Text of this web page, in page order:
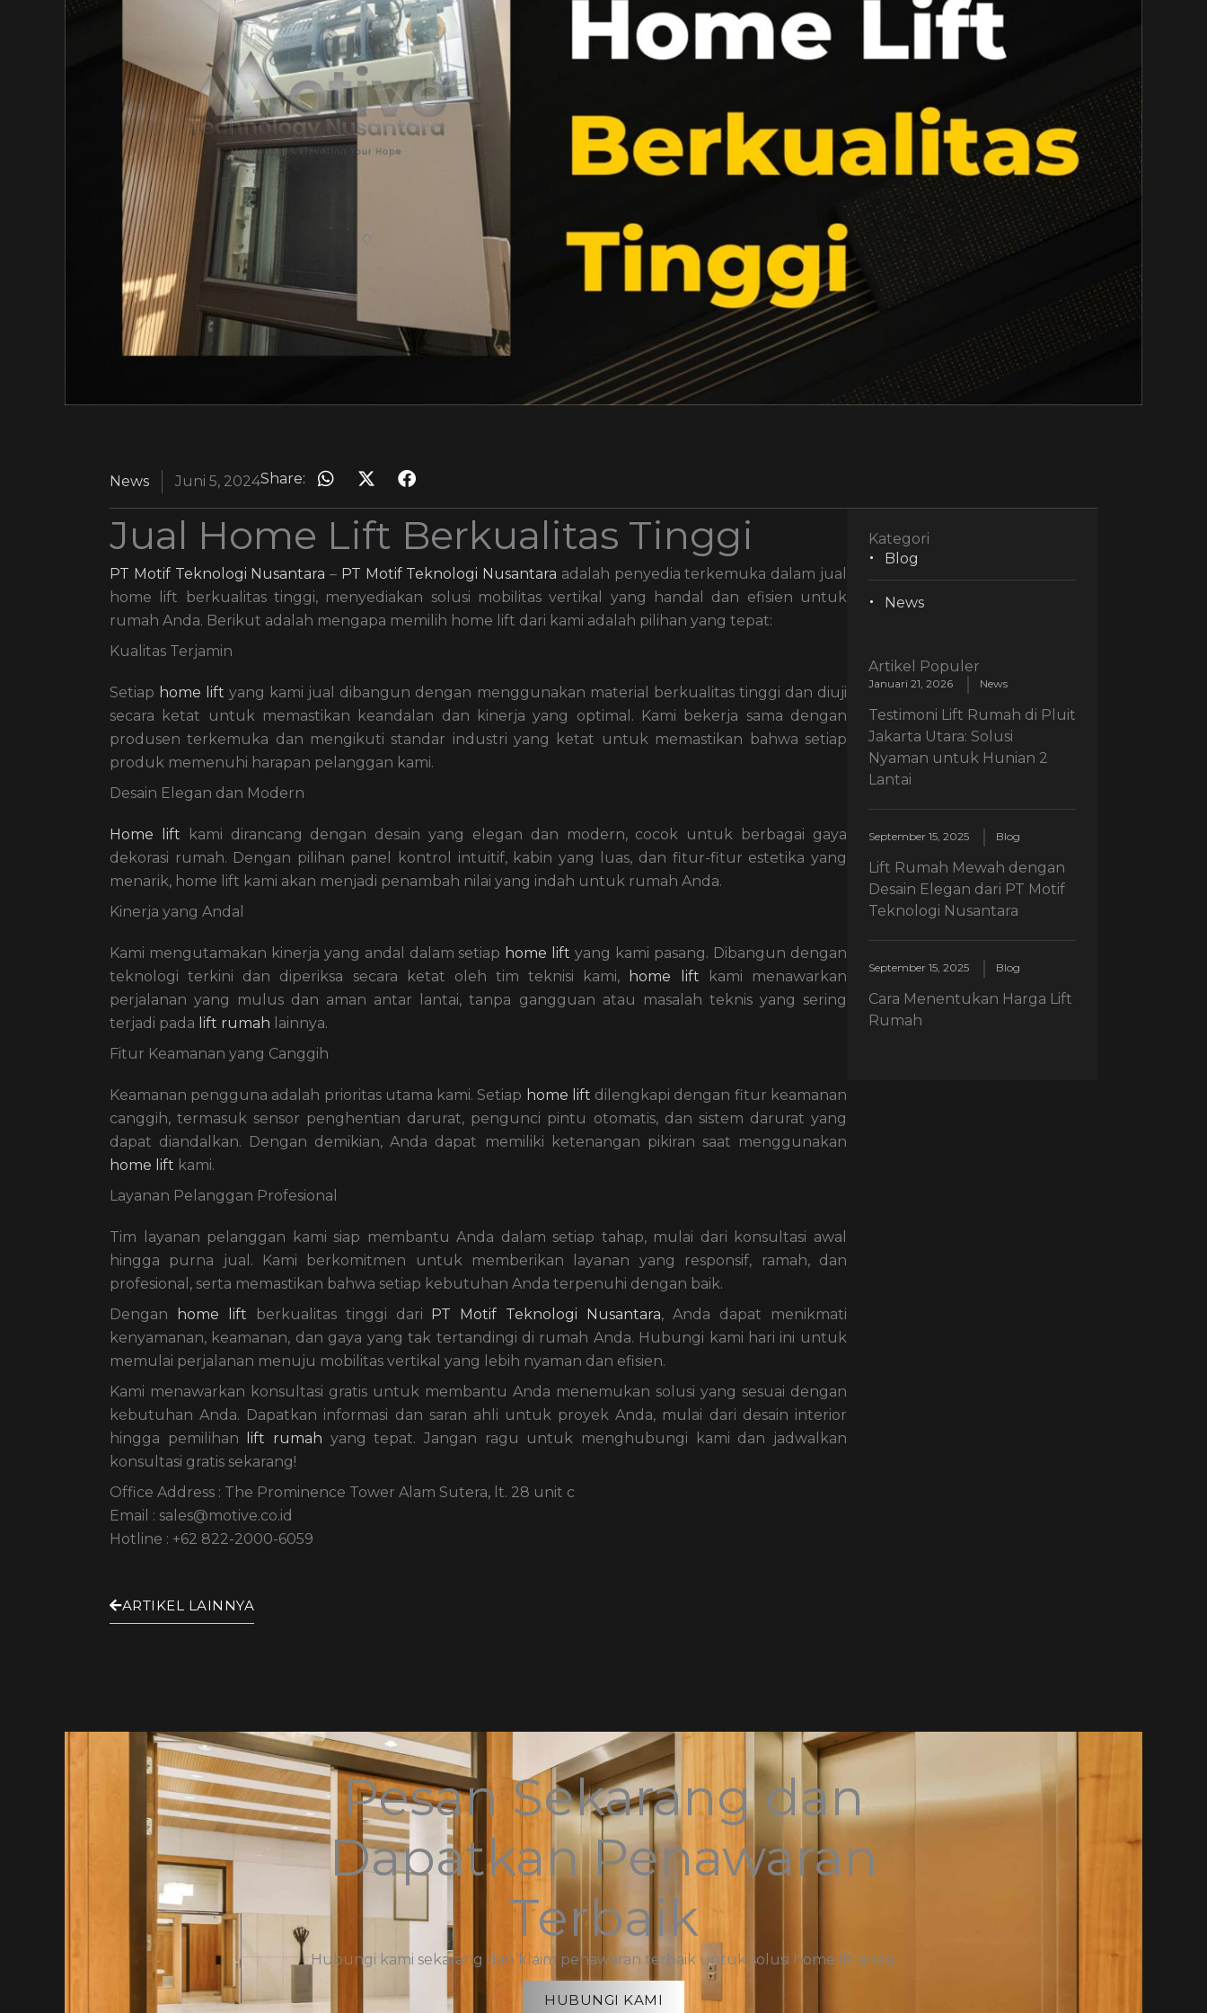
News Juni 5, 2024Share:
Jual Home Lift Berkualitas Tinggi
PT Motif Teknologi Nusantara – PT Motif Teknologi Nusantara adalah penyedia terkemuka dalam jual
home lift berkualitas tinggi, menyediakan solusi mobilitas vertikal yang handal dan efisien untuk
rumah Anda. Berikut adalah mengapa memilih home lift dari kami adalah pilihan yang tepat:
Kualitas Terjamin
Setiap home lift yang kami jual dibangun dengan menggunakan material berkualitas tinggi dan diuji
secara ketat untuk memastikan keandalan dan kinerja yang optimal. Kami bekerja sama dengan
produsen terkemuka dan mengikuti standar industri yang ketat untuk memastikan bahwa setiap
produk memenuhi harapan pelanggan kami.
Desain Elegan dan Modern
Home lift kami dirancang dengan desain yang elegan dan modern, cocok untuk berbagai gaya
dekorasi rumah. Dengan pilihan panel kontrol intuitif, kabin yang luas, dan fitur-fitur estetika yang
menarik, home lift kami akan menjadi penambah nilai yang indah untuk rumah Anda.
Kinerja yang Andal
Kami mengutamakan kinerja yang andal dalam setiap home lift yang kami pasang. Dibangun dengan
teknologi terkini dan diperiksa secara ketat oleh tim teknisi kami,
home lift kami menawarkan
perjalanan yang mulus dan aman antar lantai, tanpa gangguan atau masalah teknis yang sering
terjadi pada lift rumah lainnya.
Fitur Keamanan yang Canggih
Keamanan pengguna adalah prioritas utama kami. Setiap home lift dilengkapi dengan fitur keamanan
canggih, termasuk sensor penghentian darurat, pengunci pintu otomatis, dan sistem darurat yang
dapat diandalkan. Dengan demikian, Anda dapat memiliki ketenangan pikiran saat menggunakan
home lift kami.
Layanan Pelanggan Profesional
Tim layanan pelanggan kami siap membantu Anda dalam setiap tahap, mulai dari konsultasi awal
hingga purna jual. Kami berkomitmen untuk memberikan layanan yang responsif, ramah, dan
profesional, serta memastikan bahwa setiap kebutuhan Anda terpenuhi dengan baik.
Dengan
home lift berkualitas tinggi dari PT Motif Teknologi Nusantara, Anda dapat menikmati
kenyamanan, keamanan, dan gaya yang tak tertandingi di rumah Anda. Hubungi kami hari ini untuk
memulai perjalanan menuju mobilitas vertikal yang lebih nyaman dan efisien.
Kami menawarkan konsultasi gratis untuk membantu Anda menemukan solusi yang sesuai dengan
kebutuhan Anda. Dapatkan informasi dan saran ahli untuk proyek Anda, mulai dari desain interior
hingga pemilihan lift rumah yang tepat. Jangan ragu untuk menghubungi kami dan jadwalkan
konsultasi gratis sekarang!
Office Address : The Prominence Tower Alam Sutera, lt. 28 unit c
Email : sales@motive.co.id
Hotline : +62 822-2000-6059
ARTIKEL LAINNYA
Kategori
Blog
News
Artikel Populer
Testimoni Lift Rumah di Pluit
Jakarta Utara: Solusi
Nyaman untuk Hunian 2
Lantai
Januari 21, 2026 News
Lift Rumah Mewah dengan
Desain Elegan dari PT Motif
Teknologi Nusantara
September 15, 2025 Blog
Cara Menentukan Harga Lift
Rumah
September 15, 2025 Blog
Pesan Sekarang dan
Dapatkan Penawaran
Terbaik
Hubungi kami sekarang dan klaim penawaran terbaik untuk solusi homelift anda.
HUBUNGI KAMI